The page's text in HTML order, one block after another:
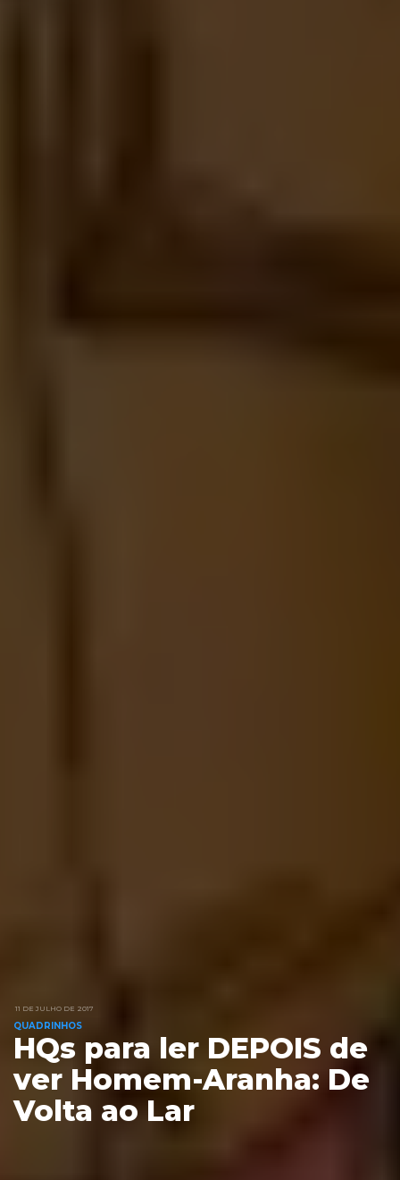
11 DE JULHO DE 2017
QUADRINHOS
HQs para ler DEPOIS de
ver Homem-Aranha: De
Volta ao Lar